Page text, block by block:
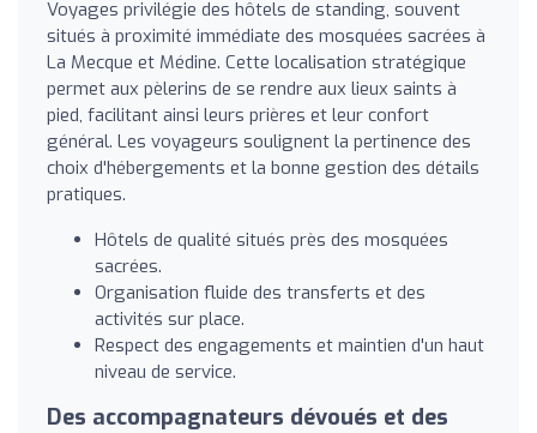
Voyages privilégie des hôtels de standing, souvent
situés à proximité immédiate des mosquées sacrées à
La Mecque et Médine. Cette localisation stratégique
permet aux pèlerins de se rendre aux lieux saints à
pied, facilitant ainsi leurs prières et leur confort
général. Les voyageurs soulignent la pertinence des
choix d'hébergements et la bonne gestion des détails
pratiques.
Hôtels de qualité situés près des mosquées
sacrées.
Organisation fluide des transferts et des
activités sur place.
Respect des engagements et maintien d'un haut
niveau de service.
Des accompagnateurs dévoués et des